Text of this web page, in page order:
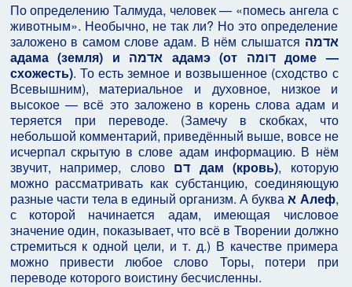
По определению Талмуда, человек — «помесь ангела с
животным». Необычно, не так ли? Но это определение
заложено в самом слове адам. В нём слышатся אדמה
адама (земля) и אדמה адамэ (от דומה доме —
схожесть). То есть земное и возвышенное (сходство с
Всевышним), материальное и духовное, низкое и
высокое — всё это заложено в корень слова адам и
теряется при переводе. (Замечу в скобках, что
небольшой комментарий, приведённый выше, вовсе не
исчерпал скрытую в слове адам информацию. В нём
звучит, например, слово
דם дам (кровь), которую
можно рассматривать как субстанцию, соединяющую
разные части тела в единый организм. А буква
א Алеф,
с которой начинается адам, имеющая числовое
значение один, показывает, что всё в Творении должно
стремиться к одной цели, и т. д.) В качестве примера
можно привести любое слово Торы, потери при
переводе которого воистину бесчисленны.